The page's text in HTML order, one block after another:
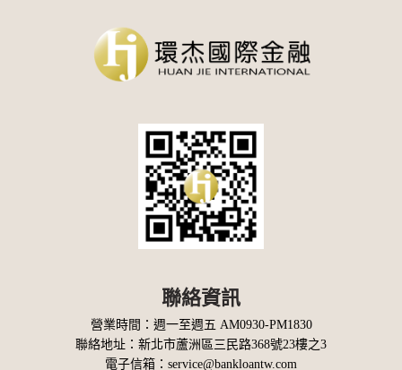
聯絡資訊
營業時間：週一至週五 AM0930-PM1830
聯絡地址： 新北市蘆洲區三民路368號23樓之3
電子信箱： service@bankloantw.com